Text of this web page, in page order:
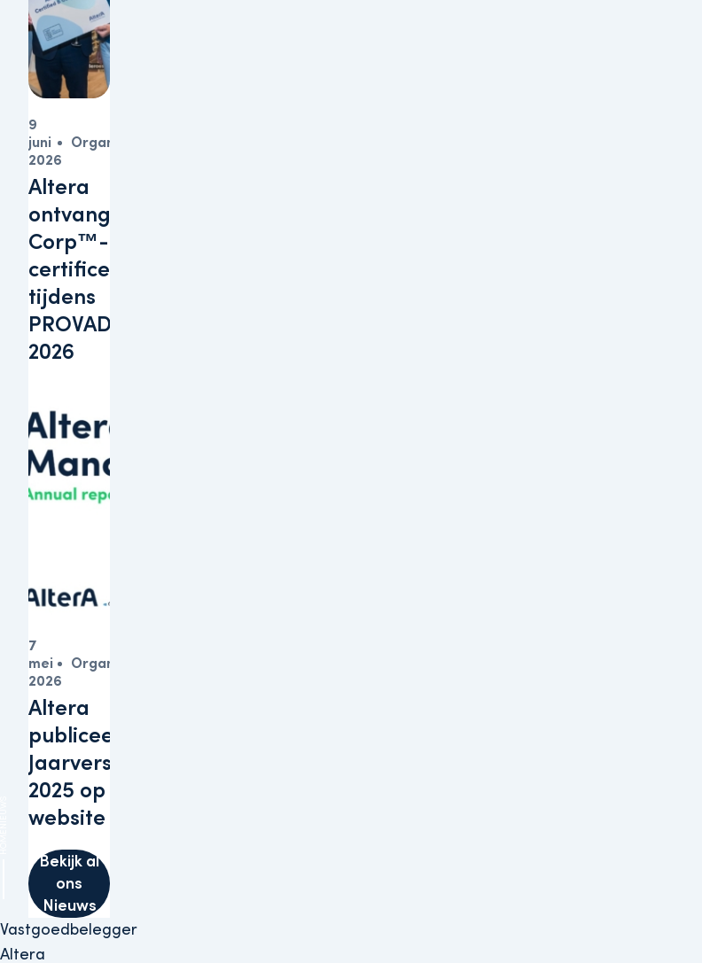
Vastgoedbelegger
Altera
Altera
ontvangt B
Corp™-
certificering
tijdens
PROVADA
2026
9
juni
2026
Organisatie
Altera
publiceert
Jaarverslagen
2025 op haar
website
7
mei
2026
Organisatie
Bekijk al
ons
Nieuws